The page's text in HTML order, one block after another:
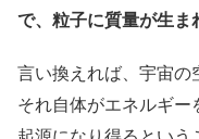
で、粒子に質量が生ま
言い換えれば、宇宙の
それ自体がエネルギ